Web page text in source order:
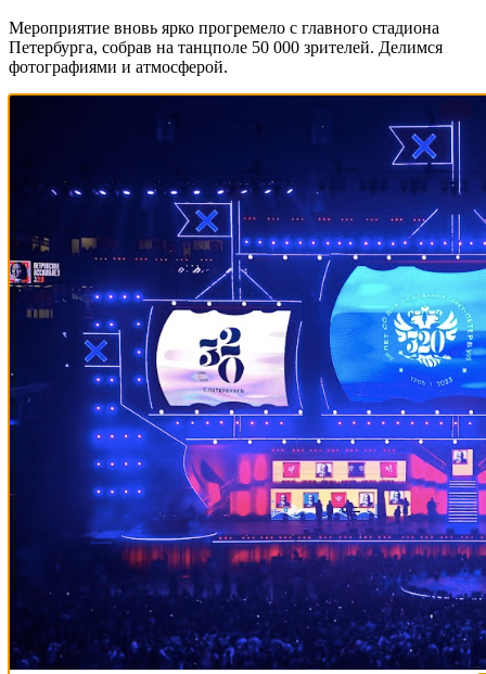
Мероприятие вновь ярко прогремело с главного стадиона
Петербурга, собрав на танцполе 50 000 зрителей. Делимся
фотографиями и атмосферой.